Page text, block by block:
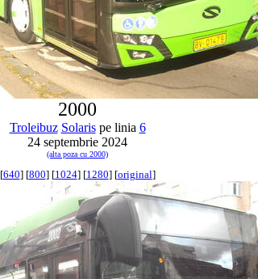
2000
Troleibuz Solarispe linia 6
24 septembrie 2024
(alta poza cu 2000)
[640] [800] [1024] [1280] [original]